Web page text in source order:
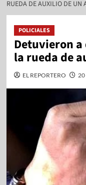
RUEDA DE AUXILIO DE UN
POLICIALES
Detuvieron
la rueda de
EL REPORTERO 20